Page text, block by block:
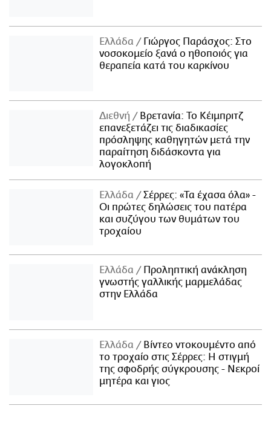
Ελλάδα
Γιώργος Παράσχος: Στο
νοσοκομείο ξανά ο ηθοποιός για
θεραπεία κατά του καρκίνου
Διεθνή
Βρετανία: Το Κέιμπριτζ
επανεξετάζει τις διαδικασίες
πρόσληψης καθηγητών μετά την
παραίτηση διδάσκοντα για
λογοκλοπή
Ελλάδα
Σέρρες: «Τα έχασα όλα» -
Οι πρώτες δηλώσεις του πατέρα
και συζύγου των θυμάτων του
τροχαίου
Ελλάδα
Προληπτική ανάκληση
γνωστής γαλλικής μαρμελάδας
στην Ελλάδα
Ελλάδα
Βίντεο ντοκουμέντο από
το τροχαίο στις Σέρρες: Η στιγμή
της σφοδρής σύγκρουσης - Νεκροί
μητέρα και γιος